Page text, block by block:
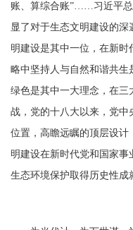
账、算综合账”……习近平
显了对于生态文明建设的深
明建设是其中一位，在新
略中坚持人与自然和谐共生
绿色是其中一大理念，在三
战，党的十八大以来，党中
位置，高瞻远瞩的顶层设计
明建设在新时代党和国家事
生态环境保护取得历史性成